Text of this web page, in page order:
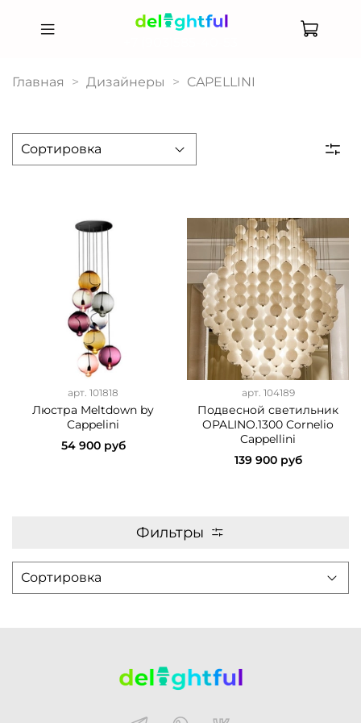
Главная Дизайнеры CAPELLINI
арт. 101818
Люстра Meltdown by
Cappelini
54 900 руб
арт. 104189
Подвесной светильник
OPALINO.1300 Cornelio
Cappellini
139 900 руб
Фильтры